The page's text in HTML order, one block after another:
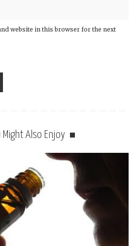
website in this browser for the next
Might Also Enjoy